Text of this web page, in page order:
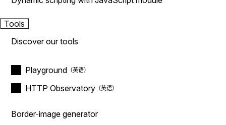
Tools
Discover our tools
Playground
HTTP Observatory
Border-image generator